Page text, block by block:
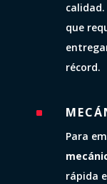
que
récord.
^
Para
rápida